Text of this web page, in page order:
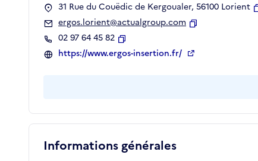
Informations générales
31 Rue du Couëdic de Kergoualer, 56100 Lorient
ergos.lorient@actualgroup.com
02 97 64 45 82
Copier
https://www.ergos-insertion.fr/